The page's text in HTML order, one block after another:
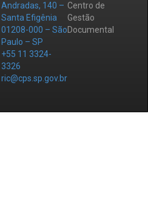
Andradas, 140 –
Santa Efigênia
01208-000 – São
Paulo – SP
+55 11 3324-
3326
ric@cps.sp.gov.br
Centro de
Gestão
Documental